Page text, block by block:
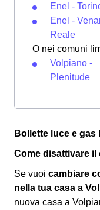
Enel -
Enel -
Reale
O nei comuni
Volpiano -
Plenitude
Bollette luce e gas
Come disattivare il
Se vuoi cambiare
nella tua casa a
nuova casa a